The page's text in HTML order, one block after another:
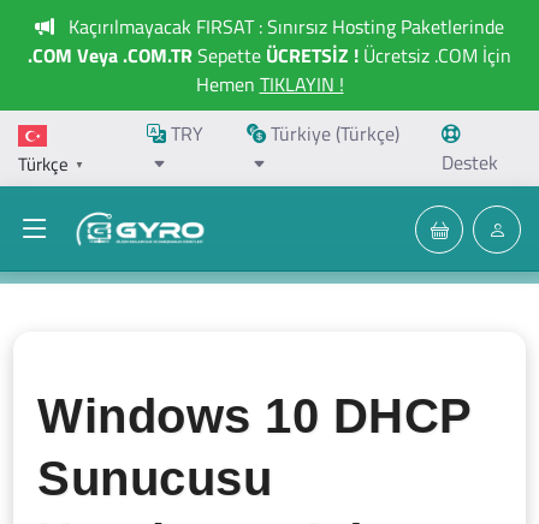
Kaçırılmayacak FIRSAT : Sınırsız Hosting Paketlerinde
.COM Veya .COM.TRSepette ÜCRETSİZ ! Ücretsiz .COM İçin
Hemen TIKLAYIN !
Türkçe ▼
TRY
Türkiye (Türkçe)
Destek
Windows 10 DHCP
Sunucusu